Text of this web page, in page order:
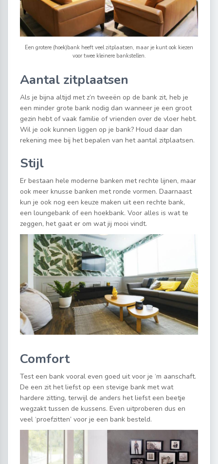
Een grotere (hoek)bank heeft veel zitplaatsen, maar je kunt ook kiezen
voor twee kleinere bankstellen.
Aantal zitplaatsen
Als je bijna altijd met z’n tweeën op de bank zit, heb je
een minder grote bank nodig dan wanneer je een groot
gezin hebt of vaak familie of vrienden over de vloer hebt.
Wil je ook kunnen liggen op je bank? Houd daar dan
rekening mee bij het bepalen van het aantal zitplaatsen.
Stijl
Er bestaan hele moderne banken met rechte lijnen, maar
ook meer knusse banken met ronde vormen. Daarnaast
kun je ook nog een keuze maken uit een rechte bank,
een loungebank of een hoekbank. Voor alles is wat te
zeggen, het gaat er om wat jij mooi vindt.
Comfort
Test een bank vooral even goed uit voor je ‘m aanschaft.
De een zit het liefst op een stevige bank met wat
hardere zitting, terwijl de anders het liefst een beetje
wegzakt tussen de kussens. Even uitproberen dus en
veel ‘proefzitten’ voor je een bank besteld.